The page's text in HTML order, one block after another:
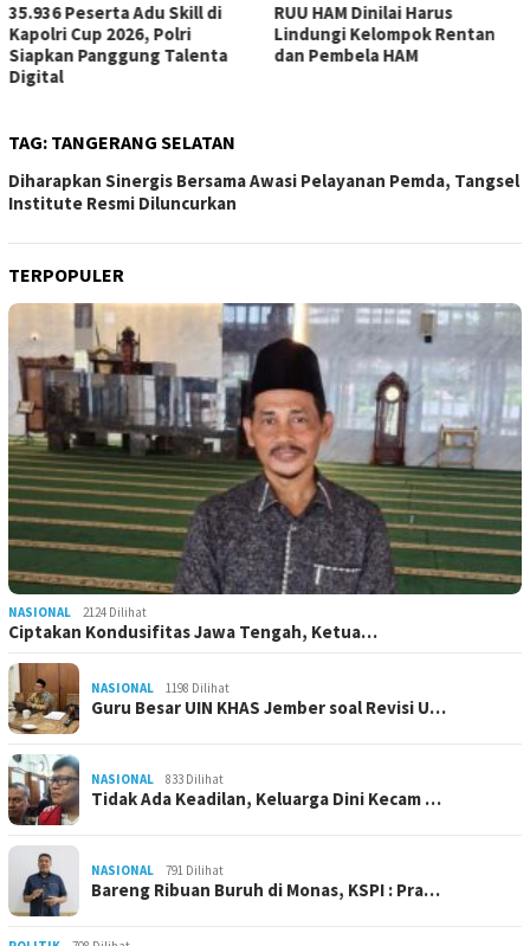
35.936 Peserta Adu Skill di
Kapolri Cup 2026, Polri
Siapkan Panggung Talenta
Digital
RUU HAM Dinilai Harus
Lindungi Kelompok Rentan
dan Pembela HAM
TAG: TANGERANG SELATAN
Diharapkan Sinergis Bersama Awasi Pelayanan Pemda, Tangsel
Institute Resmi Diluncurkan
TERPOPULER
NASIONAL 2124 Dilihat
Ciptakan Kondusifitas Jawa Tengah, Ketua…
NASIONAL 1198 Dilihat
Guru Besar UIN KHAS Jember soal Revisi U…
NASIONAL 833 Dilihat
Tidak Ada Keadilan, Keluarga Dini Kecam …
NASIONAL 791 Dilihat
Bareng Ribuan Buruh di Monas, KSPI : Pra…